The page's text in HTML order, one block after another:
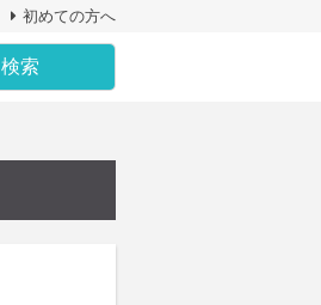
初めての方へ
検索